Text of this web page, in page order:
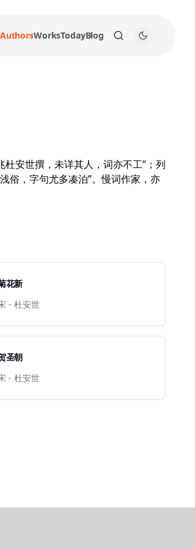
AuthorsWorksTodayBlog
安世撰，未详其人，词亦不工”；列
俗，字句尤多凑泊”。慢词作家，亦
花新
- 杜安世
圣朝
- 杜安世